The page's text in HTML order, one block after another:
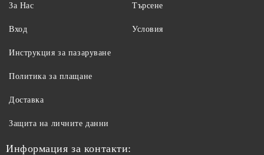
За Нас
Вход
Търсене
Условия
Инструкция за пазаруване
Политика за плащане
Доставка
Защита на личните данни
Информация за контакти: